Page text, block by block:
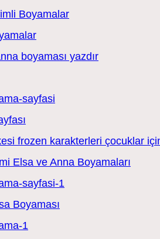
Elsa ve Anna Boyamaları
Boyaması